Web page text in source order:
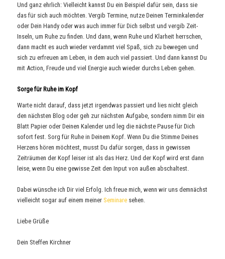
Und ganz ehrlich: Vielleicht kannst Du ein Beispiel dafür sein, dass sie
das für sich auch möchten. Vergib Termine, nutze Deinen Terminkalender
oder Dein Handy oder was auch immer für Dich selbst und vergib Zeit-
Inseln, um Ruhe zu finden. Und dann, wenn Ruhe und Klarheit herrschen,
dann macht es auch wieder verdammt viel Spaß, sich zu bewegen und
sich zu erfreuen am Leben, in dem auch viel passiert. Und dann kannst Du
mit Action, Freude und viel Energie auch wieder durchs Leben gehen.
Sorge für Ruhe im Kopf
Warte nicht darauf, dass jetzt irgendwas passiert und lies nicht gleich
den nächsten Blog oder geh zur nächsten Aufgabe, sondern nimm Dir ein
Blatt Papier oder Deinen Kalender und leg die nächste Pause für Dich
sofort fest. Sorg für Ruhe in Deinem Kopf. Wenn Du die Stimme Deines
Herzens hören möchtest, musst Du dafür sorgen, dass in gewissen
Zeiträumen der Kopf leiser ist als das Herz. Und der Kopf wird erst dann
leise, wenn Du eine gewisse Zeit den Input von außen abschaltest.
Dabei wünsche ich Dir viel Erfolg. Ich freue mich, wenn wir uns demnächst
vielleicht sogar auf einem meinerSeminare sehen.
Liebe Grüße
Dein Steffen Kirchner